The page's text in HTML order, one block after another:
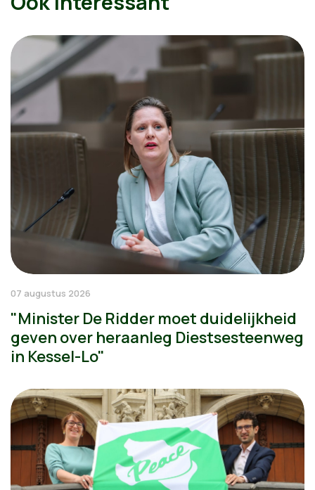
07 augustus 2026
"Minister De Ridder moet duidelijkheid
geven over heraanleg Diestsesteenweg
in Kessel-Lo"